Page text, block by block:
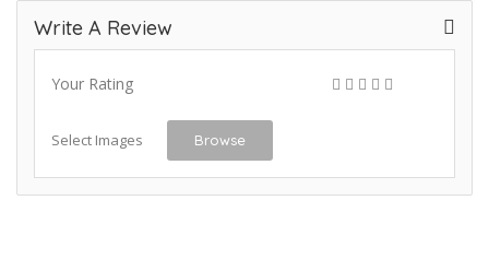
Write A Review
Your Rating
Select Images Browse